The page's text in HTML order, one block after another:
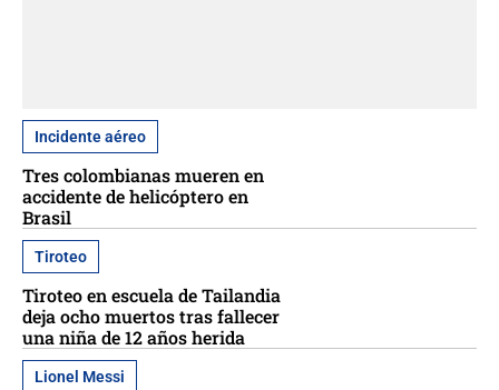
Incidente aéreo
Tres colombianas mueren en
accidente de helicóptero en
Brasil
Tiroteo
Tiroteo en escuela de Tailandia
deja ocho muertos tras fallecer
una niña de 12 años herida
Lionel Messi